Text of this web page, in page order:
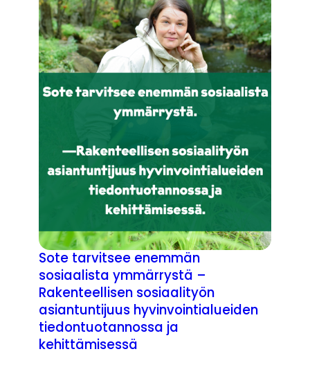
Sote tarvitsee enemmän
sosiaalista ymmärrystä –
Rakenteellisen sosiaalityön
asiantuntijuus hyvinvointialueiden
tiedontuotannossa ja
kehittämisessä